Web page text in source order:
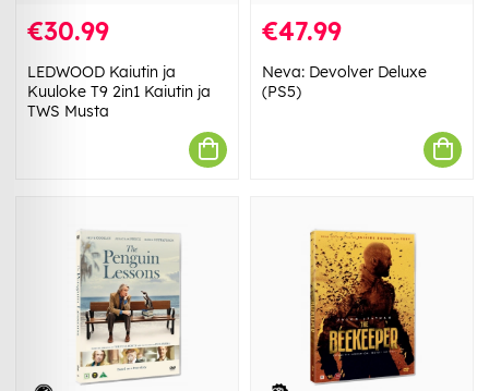
€30.99
LEDWOOD Kaiutin ja
Kuuloke T9 2in1 Kaiutin ja
TWS Musta
€47.99
Neva: Devolver Deluxe
(PS5)